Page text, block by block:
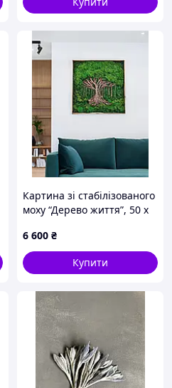
Картина зі стабілізованого
моху “Дерево життя”, 50 х
6 600 ₴
Купити